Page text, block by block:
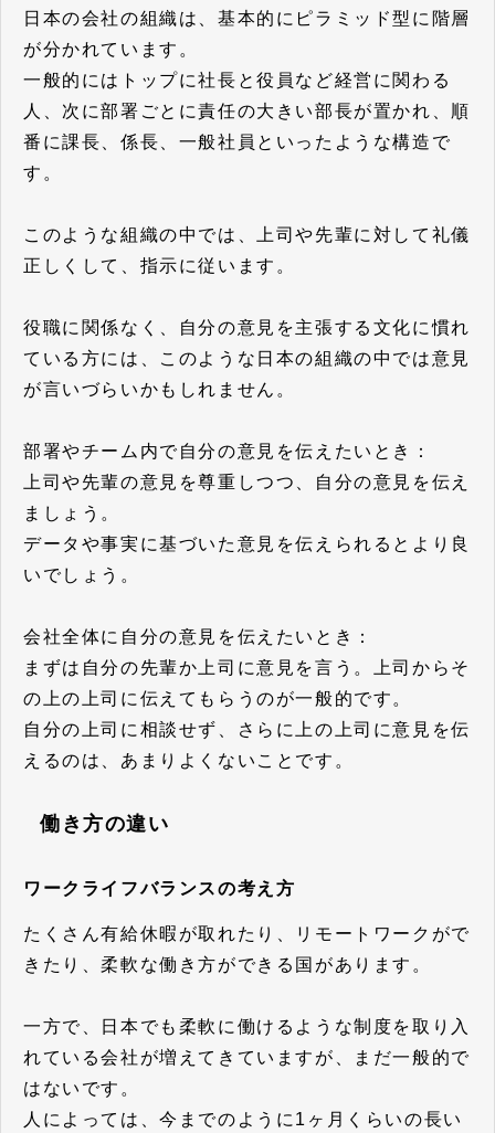
日本の会社の組織は、基本的にピラミッド型に階層
が分かれています。
一般的にはトップに社長と役員など経営に関わる
人、次に部署ごとに責任の大きい部長が置かれ、順
番に課長、係長、一般社員といったような構造で
す。
このような組織の中では、上司や先輩に対して礼儀
正しくして、指示に従います。
役職に関係なく、自分の意見を主張する文化に慣れ
ている方には、このような日本の組織の中では意見
が言いづらいかもしれません。
部署やチーム内で自分の意見を伝えたいとき：
上司や先輩の意見を尊重しつつ、自分の意見を伝え
ましょう。
データや事実に基づいた意見を伝えられるとより良
いでしょう。
会社全体に自分の意見を伝えたいとき：
まずは自分の先輩か上司に意見を言う。上司からそ
の上の上司に伝えてもらうのが一般的です。
自分の上司に相談せず、さらに上の上司に意見を伝
えるのは、あまりよくないことです。
働き方の違い
ワークライフバランスの考え方
たくさん有給休暇が取れたり、リモートワークがで
きたり、柔軟な働き方ができる国があります。
一方で、日本でも柔軟に働けるような制度を取り入
れている会社が増えてきていますが、まだ一般的で
はないです。
人によっては、今までのように1ヶ月くらいの長い